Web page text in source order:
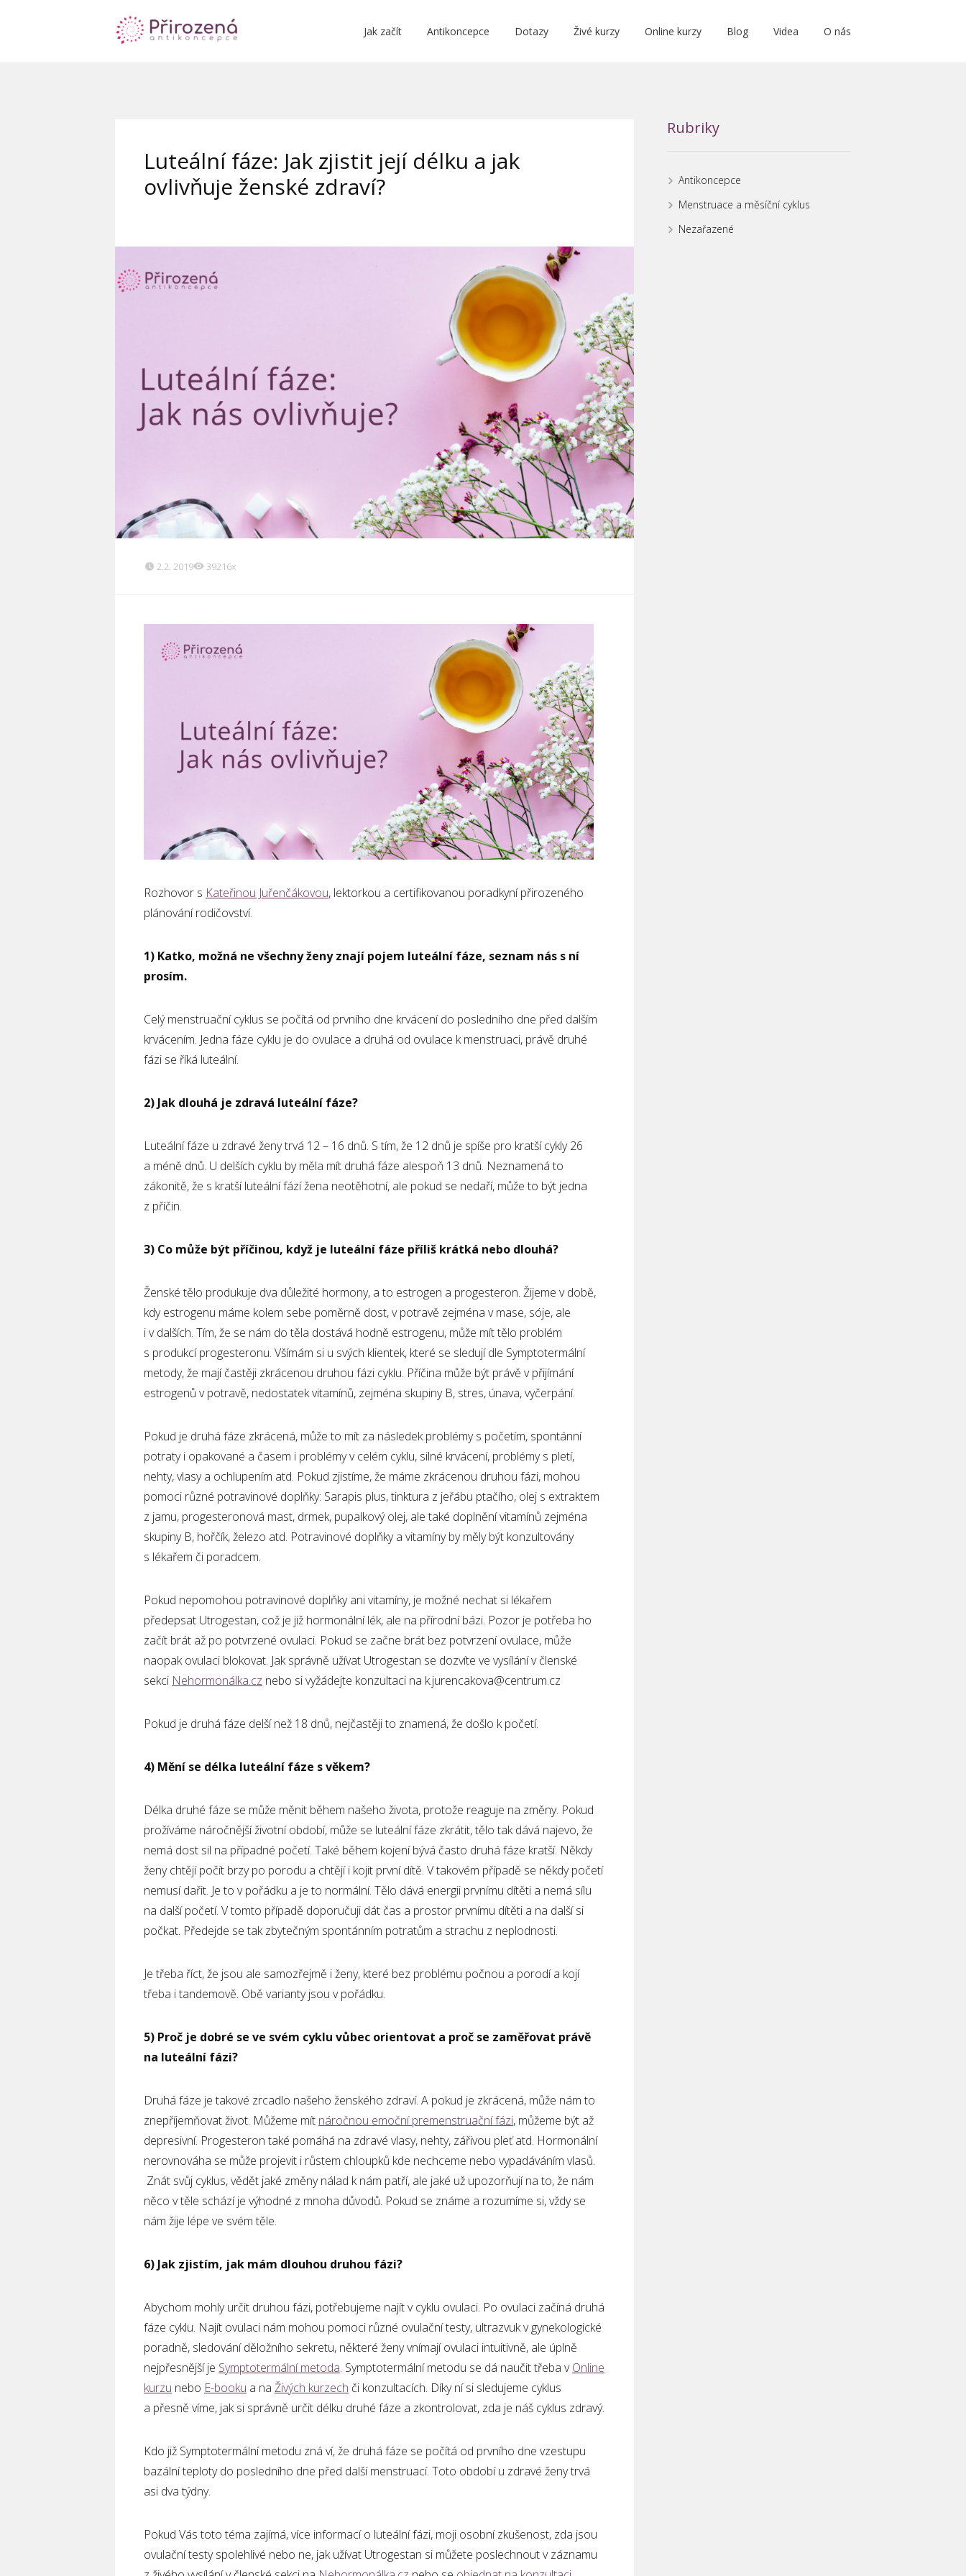
Jak začít Antikoncepce Dotazy Živé kurzy Online kurzy Blog Videa O nás
Luteální fáze: Jak zjistit její délku a jak
ovlivňuje ženské zdraví?
2.2. 2019 39216x
Rozhovor s Kateřinou Juřenčákovou, lektorkou a certifikovanou poradkyní přirozeného
plánování rodičovství.
1) Katko, možná ne všechny ženy znají pojem luteální fáze, seznam nás s ní
prosím.
Celý menstruační cyklus se počítá od prvního dne krvácení do posledního dne před dalším
krvácením. Jedna fáze cyklu je do ovulace a druhá od ovulace k menstruaci, právě druhé
fázi se říká luteální.
2) Jak dlouhá je zdravá luteální fáze?
Luteální fáze u zdravé ženy trvá 12 – 16 dnů. S tím, že 12 dnů je spíše pro kratší cykly 26
a méně dnů. U delších cyklu by měla mít druhá fáze alespoň 13 dnů. Neznamená to
zákonitě, že s kratší luteální fází žena neotěhotní, ale pokud se nedaří, může to být jedna
z příčin.
3) Co může být příčinou, když je luteální fáze příliš krátká nebo dlouhá?
Ženské tělo produkuje dva důležité hormony, a to estrogen a progesteron. Žijeme v době,
kdy estrogenu máme kolem sebe poměrně dost, v potravě zejména v mase, sóje, ale
i v dalších. Tím, že se nám do těla dostává hodně estrogenu, může mít tělo problém
s produkcí progesteronu. Všímám si u svých klientek, které se sledují dle Symptotermální
metody, že mají častěji zkrácenou druhou fázi cyklu. Příčina může být právě v přijímání
estrogenů v potravě, nedostatek vitamínů, zejména skupiny B, stres, únava, vyčerpání.
Pokud je druhá fáze zkrácená, může to mít za následek problémy s početím, spontánní
potraty i opakované a časem i problémy v celém cyklu, silné krvácení, problémy s pletí,
nehty, vlasy a ochlupením atd. Pokud zjistíme, že máme zkrácenou druhou fázi, mohou
pomoci různé potravinové doplňky: Sarapis plus, tinktura z jeřábu ptačího, olej s extraktem
z jamu, progesteronová mast, drmek, pupalkový olej, ale také doplnění vitamínů zejména
skupiny B, hořčík, železo atd. Potravinové doplňky a vitamíny by měly být konzultovány
s lékařem či poradcem.
Pokud nepomohou potravinové doplňky ani vitamíny, je možné nechat si lékařem
předepsat Utrogestan, což je již hormonální lék, ale na přírodní bázi. Pozor je potřeba ho
začít brát až po potvrzené ovulaci. Pokud se začne brát bez potvrzení ovulace, může
naopak ovulaci blokovat. Jak správně užívat Utrogestan se dozvíte ve vysílání v členské
sekci Nehormonálka.cz nebo si vyžádejte konzultaci na k.jurencakova@centrum.cz
Pokud je druhá fáze delší než 18 dnů, nejčastěji to znamená, že došlo k početí.
4) Mění se délka luteální fáze s věkem?
Délka druhé fáze se může měnit během našeho života, protože reaguje na změny. Pokud
prožíváme náročnější životní období, může se luteální fáze zkrátit, tělo tak dává najevo, že
nemá dost sil na případné početí. Také během kojení bývá často druhá fáze kratší. Někdy
ženy chtějí počít brzy po porodu a chtějí i kojit první dítě. V takovém případě se někdy početí
nemusí dařit. Je to v pořádku a je to normální. Tělo dává energii prvnímu dítěti a nemá sílu
na další početí. V tomto případě doporučuji dát čas a prostor prvnímu dítěti a na další si
počkat. Předejde se tak zbytečným spontánním potratům a strachu z neplodnosti.
Je třeba říct, že jsou ale samozřejmě i ženy, které bez problému počnou a porodí a kojí
třeba i tandemově. Obě varianty jsou v pořádku.
5) Proč je dobré se ve svém cyklu vůbec orientovat a proč se zaměřovat právě
na luteální fázi?
Druhá fáze je takové zrcadlo našeho ženského zdraví. A pokud je zkrácená, může nám to
znepříjemňovat život. Můžeme mít náročnou emoční premenstruační fázi, můžeme být až
depresivní. Progesteron také pomáhá na zdravé vlasy, nehty, zářivou pleť atd. Hormonální
nerovnováha se může projevit i růstem chloupků kde nechceme nebo vypadáváním vlasů.
Znát svůj cyklus, vědět jaké změny nálad k nám patří, ale jaké už upozorňují na to, že nám
něco v těle schází je výhodné z mnoha důvodů. Pokud se známe a rozumíme si, vždy se
nám žije lépe ve svém těle.
6) Jak zjistím, jak mám dlouhou druhou fázi?
Abychom mohly určit druhou fázi, potřebujeme najít v cyklu ovulaci. Po ovulaci začíná druhá
fáze cyklu. Najít ovulaci nám mohou pomoci různé ovulační testy, ultrazvuk v gynekologické
poradně, sledování děložního sekretu, některé ženy vnímají ovulaci intuitivně, ale úplně
nejpřesnější je Symptotermální metoda. Symptotermální metodu se dá naučit třeba vOnline
kurzu nebo E-booku a na Živých kurzech či konzultacích. Díky ní si sledujeme cyklus
a přesně víme, jak si správně určit délku druhé fáze a zkontrolovat, zda je náš cyklus zdravý.
Kdo již Symptotermální metodu zná ví, že druhá fáze se počítá od prvního dne vzestupu
bazální teploty do posledního dne před další menstruací. Toto období u zdravé ženy trvá
asi dva týdny.
Pokud Vás toto téma zajímá, více informací o luteální fázi, moji osobní zkušenost, zda jsou
ovulační testy spolehlivé nebo ne, jak užívat Utrogestan si můžete poslechnout v záznamu
Rubriky
Antikoncepce
Menstruace a měsíční cyklus
Nezařazené